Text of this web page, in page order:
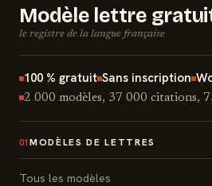
Modèle lettre
le registre de la langue française
100 % gratuit Sans inscription
2 000 modèles, 37 000 citations,
01 MODÈLES DE LETTRES
Tous les modèles